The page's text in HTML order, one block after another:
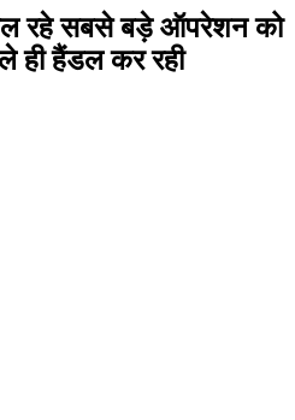
रहे सबसे बड़े ऑपरेशन को
ही हैंडल कर रही